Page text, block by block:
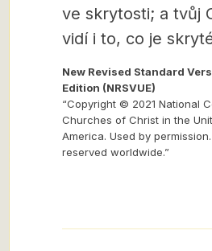
ve skrytosti; a tvůj
vidí i to, co je
New Revised Standard
Edition (NRSVUE)
“Copyright © 2021 National
Churches of Christ in the
America. Used by
reserved worldwide.”